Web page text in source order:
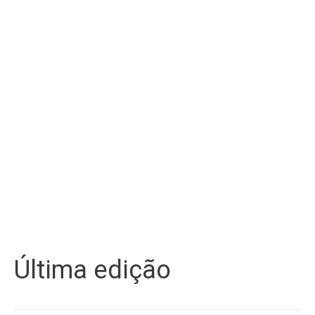
Última edição